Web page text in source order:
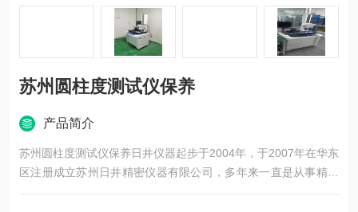
苏州圆柱度测试仪保养
产品简介
苏州圆柱度测试仪保养日井仪器起步于2004年，于2007年在华东
区注册成立苏州日井精密仪器有限公司，多年来一直是从事精密
量测仪器销售及配套售后维修服务为一体的精密仪器公司。